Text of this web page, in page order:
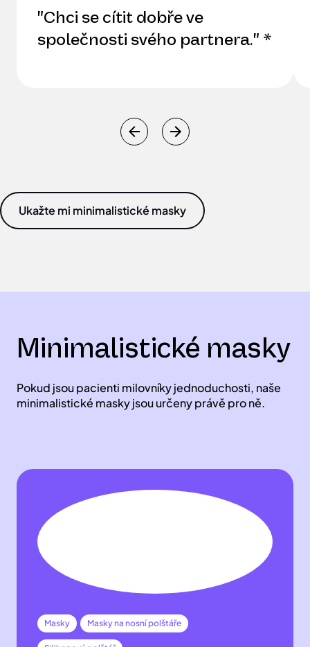
"Chci se cítit dobře ve
společnosti svého partnera." *
Ukažte mi minimalistické masky
Minimalistické masky
Pokud jsou pacienti milovníky jednoduchosti, naše
minimalistické masky jsou určeny právě pro ně.
Silikonový polštář
AirFit P10